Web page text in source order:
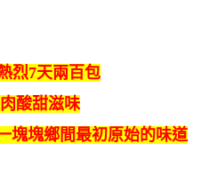
烈7天兩百包
酸甜滋味
塊塊鄉間最初原始的味道